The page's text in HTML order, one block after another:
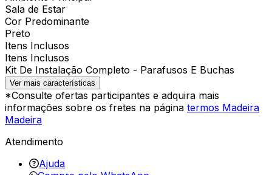
Sala de Estar
Cor Predominante
Preto
Itens Inclusos
Itens Inclusos
Kit De Instalação Completo - Parafusos E Buchas
Ver mais características
*Consulte ofertas participantes e adquira mais
informações sobre os fretes na página termos Madeira
Madeira
Atendimento
Ajuda